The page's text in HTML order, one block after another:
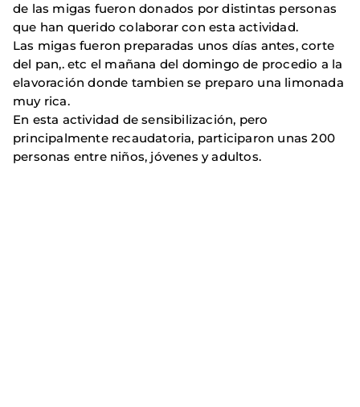
de las migas fueron donados por distintas personas
que han querido colaborar con esta actividad.
Las migas fueron preparadas unos días antes, corte
del pan,. etc el mañana del domingo de procedio a la
elavoración donde tambien se preparo una limonada
muy rica.
En esta actividad de sensibilización, pero
principalmente recaudatoria, participaron unas 200
personas entre niños, jóvenes y adultos.